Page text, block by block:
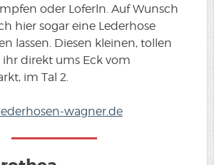
oder Loferln. Auf Wunsch
hier sogar eine Lederhose
lassen. Diesen kleinen, tollen
direkt ums Eck vom
im Tal 2.
lederhosen-wagner.de